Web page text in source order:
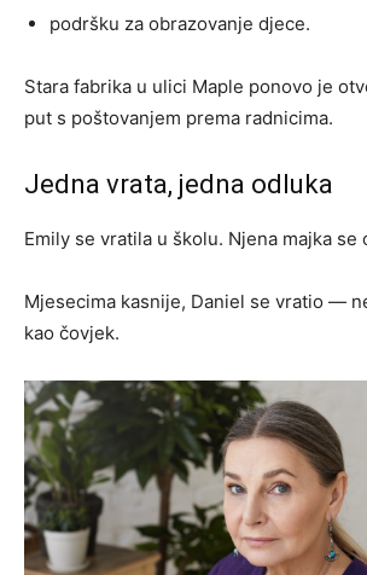
podršku za obrazovanje djece.
Stara fabrika u ulici Maple ponovo je
put s poštovanjem prema radnicima.
Jedna vrata, jedna odluka
Emily se vratila u školu. Njena majka se
Mjesecima kasnije, Daniel se vratio —
kao čovjek.